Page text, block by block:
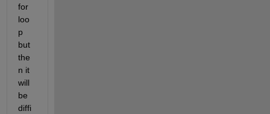
for
loo
p
but
the
n it
will
be
diffi